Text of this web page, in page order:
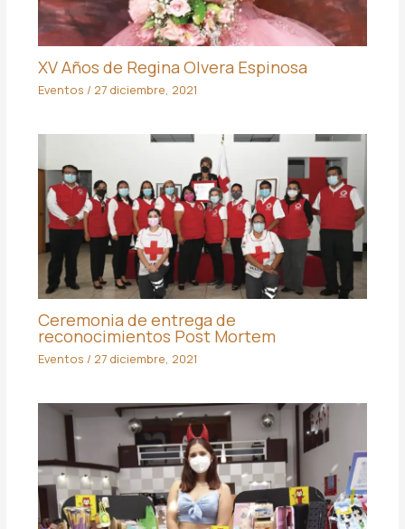
XV Años de Regina Olvera Espinosa
Eventos / 27 diciembre, 2021
Ceremonia de entrega de
reconocimientos Post Mortem
Eventos / 27 diciembre, 2021